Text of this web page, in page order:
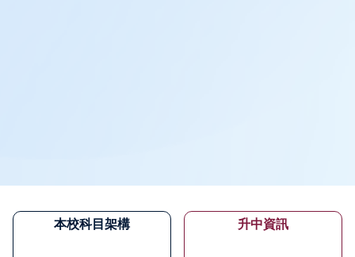
本校科目架構 升中資訊